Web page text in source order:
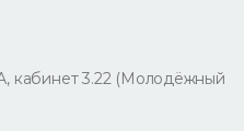
кабинет 3.22 (Молодёжный